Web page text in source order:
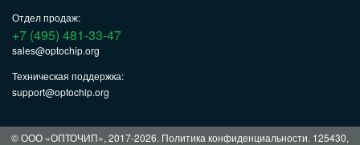
Отдел продаж:
+7 (495) 481-33-47
sales@optochip.org
Техническая поддержка:
support@optochip.org
© ООО «ОПТОЧИП», 2017-2026. Политика конфиденциальности. 125430,